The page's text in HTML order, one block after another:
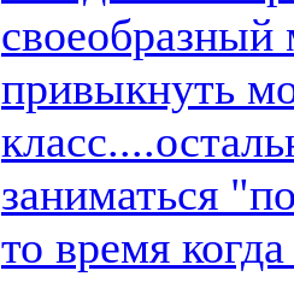
своеобразный
привыкнуть
заниматься
то время